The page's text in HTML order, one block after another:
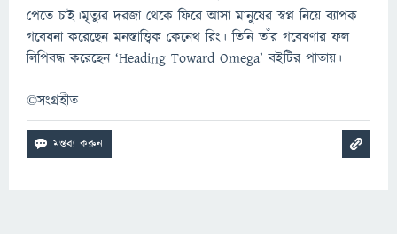
পেতে চাই।মৃত্যুর দরজা থেকে ফিরে আসা মানুষের স্বপ্ন নিয়ে ব্যাপক
গবেষনা করেছেন মনস্তাত্ত্বিক কেনেথ রিং। তিনি তাঁর গবেষণার ফল
লিপিবদ্ধ করেছেন ‘Heading Toward Omega’ বইটির পাতায়।
©সংগ্রহীত